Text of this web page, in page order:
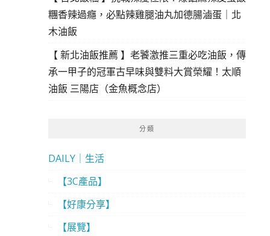
糰香辣過癮，必點辣雞腿油丸加德腸滷蛋｜北
木油飯
【 新北油飯推薦 】老饕激推三重必吃油飯，傳
承一甲子的冠軍古早味與雙料大賞榮耀！太順
油飯 三陽店（金魚概念店）
分類
DAILY｜生活
【3C產品】
【好康分享】
【展覽】